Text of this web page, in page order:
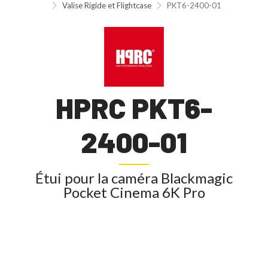
Valise Rigide et Flightcase
PKT6-2400-01
HPRC PKT6-
2400-01
Étui pour la caméra Blackmagic
Pocket Cinema 6K Pro